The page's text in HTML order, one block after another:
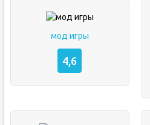
мод игры
4,6